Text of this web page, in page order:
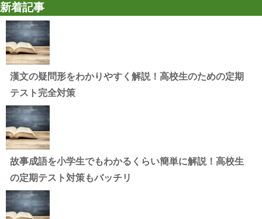
新着記事
漢文の疑問形をわかりやすく解説！高校生のための定期
テスト完全対策
故事成語を小学生でもわかるくらい簡単に解説！高校生
の定期テスト対策もバッチリ